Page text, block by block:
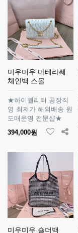
미우미우 마테라쎄
체인백 스몰
★하이퀄리티 공장직
영 최저가 해외배송 원
도매운영 전문샵★
394,000원
미우미우 숄더백